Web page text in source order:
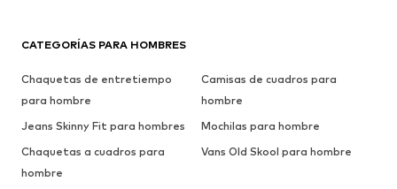
CATEGORÍAS PARA HOMBRES
Chaquetas de entretiempo
para hombre
Camisas de cuadros para
hombre
Jeans Skinny Fit para hombres
Mochilas para hombre
Chaquetas a cuadros para
hombre
Vans Old Skool para hombre